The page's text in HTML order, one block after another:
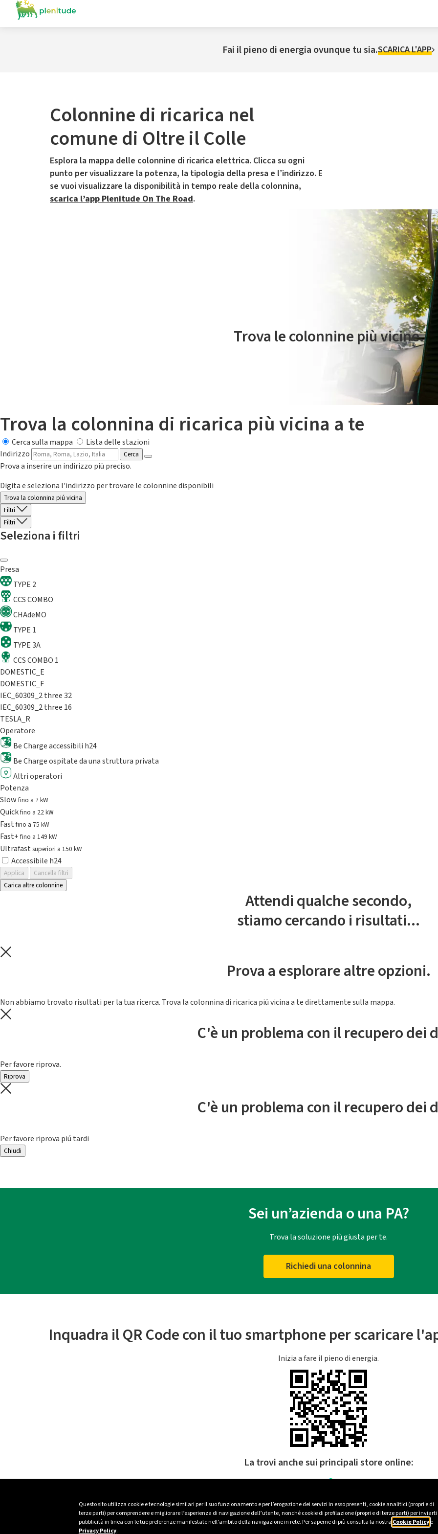
Questo sito utilizza cookie e tecnologie similari per il suo funzionamento e per l’erogazione dei servizi in esso presenti, cookie analitici (propri e di
terze parti) per comprendere e migliorare l’esperienza di navigazione dell’utente, nonché cookie di profilazione (propri e di terze parti) per inviarti
pubblicità in linea con le tue preferenze manifestate nell’ambito della navigazione in rete. Per saperne di più consulta la nostra Cookie Policye
Privacy Policy.
Fai il pieno di energia ovunque tu sia.SCARICA L'APP
Colonnine di ricarica nel
comune di Oltre il Colle
Esplora la mappa delle colonnine di ricarica elettrica. Clicca su ogni
punto per visualizzare la potenza, la tipologia della presa e l’indirizzo. E
se vuoi visualizzare la disponibilità in tempo reale della colonnina,
scarica l’app Plenitude On The Road.
Il servizio di mobilità elettrica è gestito da Plenitude On The Road
Trova le colonnine più vicine.
Trova la colonnina di ricarica più vicina a te
Cerca sulla mappa
Lista delle stazioni
Indirizzo
Cerca
Prova a inserire un indirizzo più preciso.
Digita e seleziona l'indirizzo per trovare le colonnine disponibili
Trova la colonnina piú vicina
Filtri
Filtri
Seleziona i filtri
Presa
TYPE 2
CCS COMBO
CHAdeMO
TYPE 1
TYPE 3A
CCS COMBO 1
DOMESTIC_E
DOMESTIC_F
IEC_60309_2 three 32
IEC_60309_2 three 16
TESLA_R
Operatore
Be Charge accessibili h24
Be Charge ospitate da una struttura privata
Altri operatori
Potenza
Slowfino a 7 kW
Quickfino a 22 kW
Fastfino a 75 kW
Fast+fino a 149 kW
Ultrafast superiori a 150 kW
Accessibile h24
Applica
Cancella filtri
Carica altre colonnine
Attendi qualche secondo,
stiamo cercando i risultati...
Prova a esplorare altre opzioni.
Non abbiamo trovato risultati per la tua ricerca. Trova la colonnina di ricarica piú vicina a te direttamente sulla mappa.
C'è un problema con il recupero dei
Per favore riprova.
Riprova
C'è un problema con il recupero dei
Per favore riprova piú tardi
Chiudi
Sei un’azienda o una PA?
Trova la soluzione più giusta per te.
Richiedi una colonnina
Inquadra il QR Code con il tuo smartphone per scaricare
Inizia a fare il pieno di energia.
La trovi anche sui principali store online: